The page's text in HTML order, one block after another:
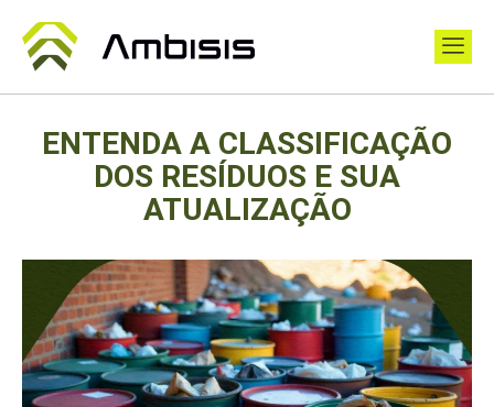
ENTENDA A CLASSIFICAÇÃO
DOS RESÍDUOS E SUA
ATUALIZAÇÃO